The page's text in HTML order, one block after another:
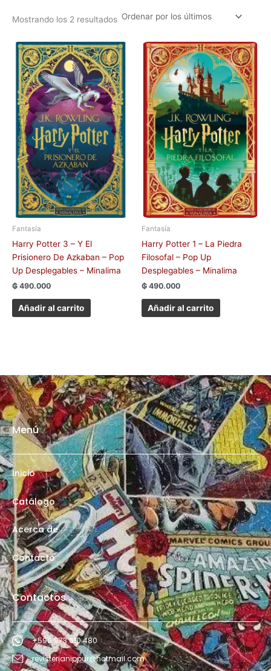
Mostrando los 2 resultados
Fantasía
Harry Potter 3 – Y El
Prisionero De Azkaban – Pop
Up Desplegables – Minalima
₲ 490.000
Añadir al carrito
Fantasía
Harry Potter 1 – La Piedra
Filosofal – Pop Up
Desplegables – Minalima
₲ 490.000
Añadir al carrito
Menú
Inicio
Catálogo
Acerca de
Contacto
Contactos
+595 973 610 480
revisterianippur@hotmail.com